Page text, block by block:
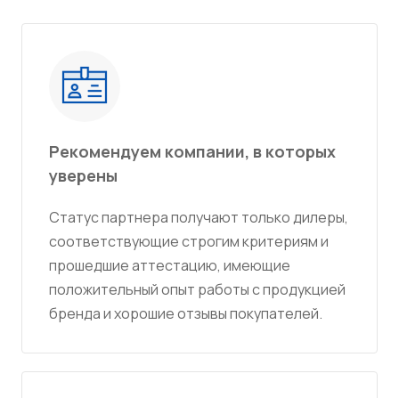
Рекомендуем компании, в которых
уверены
Статус партнера получают только дилеры,
соответствующие строгим критериям и
прошедшие аттестацию, имеющие
положительный опыт работы с продукцией
бренда и хорошие отзывы покупателей.